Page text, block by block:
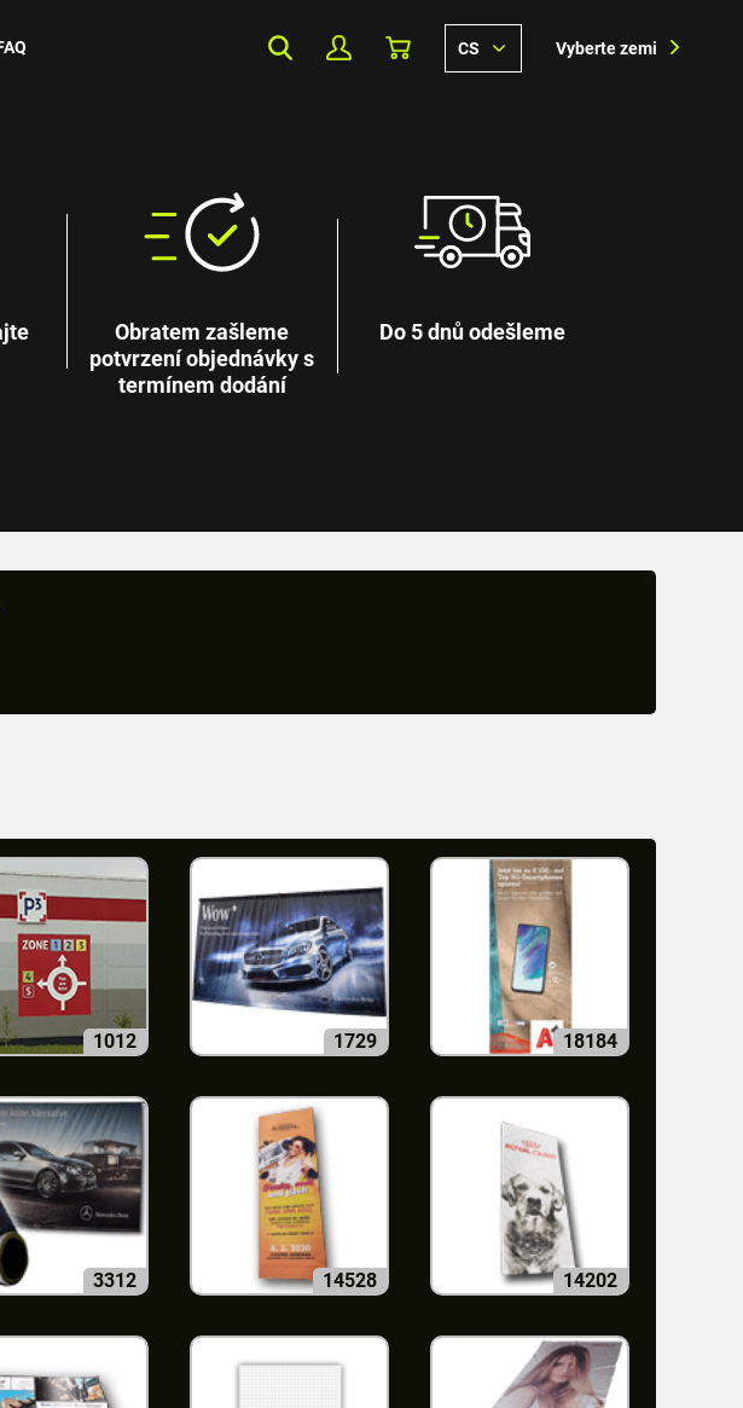
CS Vyberte zemi
Obratem zašleme
potvrzení objednávky s
termínem dodání
Do 5 dnů odešleme
1012 1729 18184
3312 14528 14202